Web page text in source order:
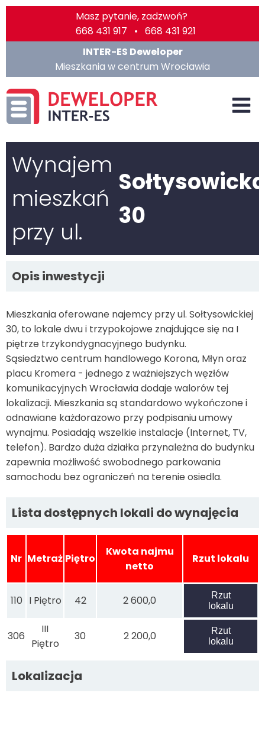
Masz pytanie, zadzwoń?
668 431 917 • 668 431 921
INTER-ES Deweloper
Mieszkania w centrum Wrocławia
Wynajem
mieszkań
przy ul.
30
Opis inwestycji
Mieszkania oferowane najemcy przy ul. Sołtysowickiej
30, to lokale dwu i trzypokojowe znajdujące się na I
piętrze trzykondygnacyjnego budynku.
Sąsiedztwo centrum handlowego Korona, Młyn oraz
placu Kromera - jednego z ważniejszych węzłów
komunikacyjnych Wrocławia dodaje walorów tej
lokalizacji. Mieszkania są standardowo wykończone i
odnawiane każdorazowo przy podpisaniu umowy
wynajmu. Posiadają wszelkie instalacje (Internet, TV,
telefon). Bardzo duża działka przynależna do budynku
zapewnia możliwość swobodnego parkowania
samochodu bez ograniczeń na terenie osiedla.
Lista dostępnych lokali do wynajęcia
Nr Metraż Piętro
Kwota najmu
netto
Rzut lokalu
110 I Piętro 42 2 600,0
Rzut
lokalu
306
III
Piętro
30 2 200,0
Rzut
lokalu
Lokalizacja